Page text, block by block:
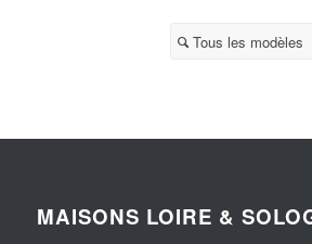
Tous les modèles
MAISONS LOIRE &